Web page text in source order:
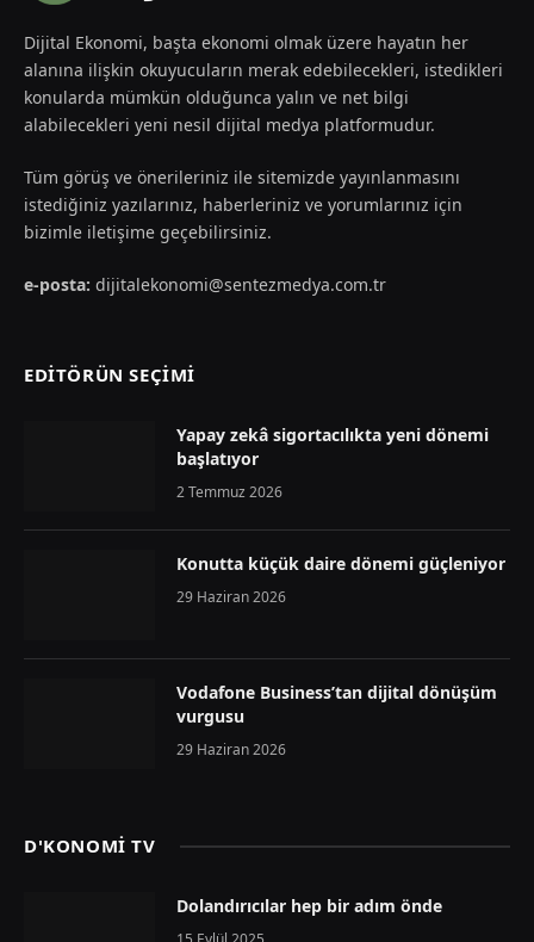
Dijital Ekonomi, başta ekonomi olmak üzere hayatın her
alanına ilişkin okuyucuların merak edebilecekleri, istedikleri
konularda mümkün olduğunca yalın ve net bilgi
alabilecekleri yeni nesil dijital medya platformudur.
Tüm görüş ve önerileriniz ile sitemizde yayınlanmasını
istediğiniz yazılarınız, haberleriniz ve yorumlarınız için
bizimle iletişime geçebilirsiniz.
e-posta: dijitalekonomi@sentezmedya.com.tr
EDİTÖRÜN SEÇİMİ
Yapay zekâ sigortacılıkta yeni dönemi
başlatıyor
2 Temmuz 2026
Konutta küçük daire dönemi güçleniyor
29 Haziran 2026
Vodafone Business’tan dijital dönüşüm
vurgusu
29 Haziran 2026
D'KONOMİ TV
Dolandırıcılar hep bir adım önde